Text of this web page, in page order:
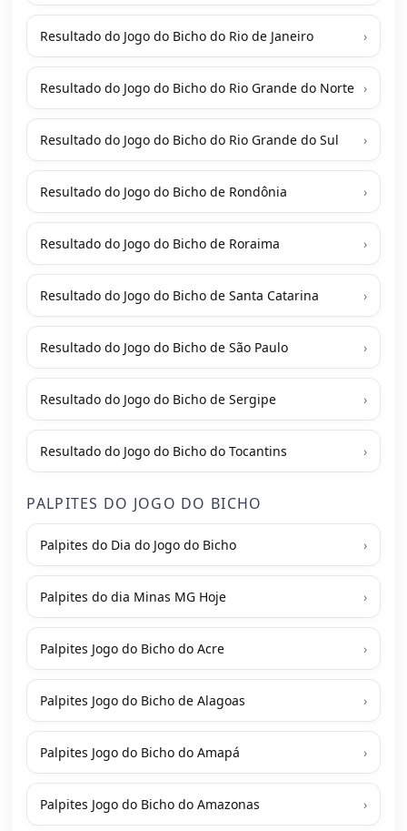
Resultado do Jogo do Bicho do Rio de Janeiro ›
Resultado do Jogo do Bicho do Rio Grande do Norte ›
Resultado do Jogo do Bicho do Rio Grande do Sul ›
Resultado do Jogo do Bicho de Rondônia ›
Resultado do Jogo do Bicho de Roraima ›
Resultado do Jogo do Bicho de Santa Catarina ›
Resultado do Jogo do Bicho de São Paulo ›
Resultado do Jogo do Bicho de Sergipe ›
Resultado do Jogo do Bicho do Tocantins ›
PALPITES DO JOGO DO BICHO
Palpites do Dia do Jogo do Bicho ›
Palpites do dia Minas MG Hoje ›
Palpites Jogo do Bicho do Acre ›
Palpites Jogo do Bicho de Alagoas ›
Palpites Jogo do Bicho do Amapá ›
Palpites Jogo do Bicho do Amazonas ›